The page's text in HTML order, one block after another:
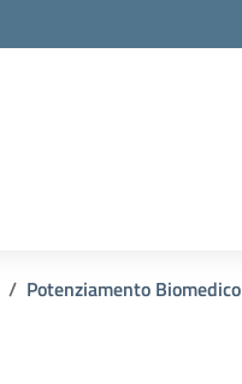
Potenziamento Biomedico